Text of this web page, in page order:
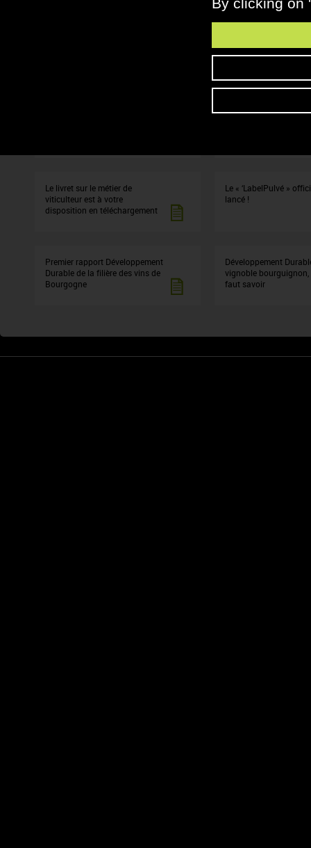
l'environnement
Bien régler son
Le livret sur le métier de
viticulteur est à votre
disposition en téléchargement
Le « ‘LabelPulvé »
lancé !
Premier rapport Développement
Durable de la filière des vins de
Bourgogne
Développement
vignoble bourguignon,
faut savoir
By clicking on